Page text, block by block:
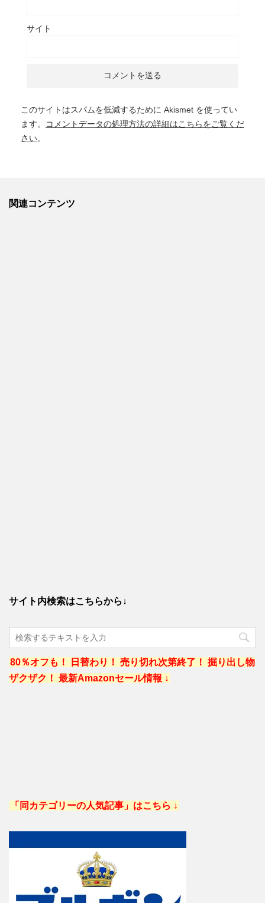
サイト
このサイトはスパムを低減するために Akismet を使ってい
ます。
コメントデータの処理方法の詳細はこちらをご覧くだ
さい。
関連コンテンツ
サイト内検索はこちらから↓
80％オフも！ 日替わり！ 売り切れ次第終了！ 掘り出し物
ザクザク！ 最新Amazonセール情報 ↓
「同カテゴリーの人気記事」はこちら ↓